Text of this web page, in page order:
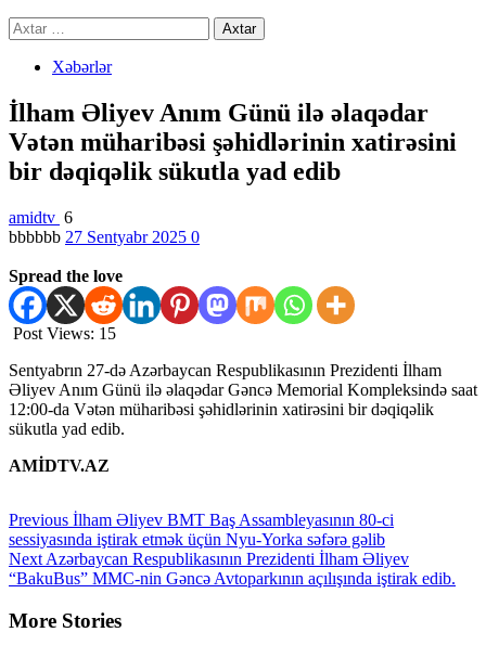
Axtarış:
Xəbərlər
İlham Əliyev Anım Günü ilə əlaqədar
Vətən müharibəsi şəhidlərinin xatirəsini
bir dəqiqəlik sükutla yad edib
amidtv 6
bbbbbb 27 Sentyabr 2025 0
Spread the love
Post Views: 15
Sentyabrın 27-də Azərbaycan Respublikasının Prezidenti İlham
Əliyev Anım Günü ilə əlaqədar Gəncə Memorial Kompleksində saat
12:00-da Vətən müharibəsi şəhidlərinin xatirəsini bir dəqiqəlik
sükutla yad edib.
AMİDTV.AZ
Continue
Reading
Previous İlham Əliyev BMT Baş Assambleyasının 80-ci
sessiyasında iştirak etmək üçün Nyu-Yorka səfərə gəlib
Next Azərbaycan Respublikasının Prezidenti İlham Əliyev
“BakuBus” MMC-nin Gəncə Avtoparkının açılışında iştirak edib.
More Stories